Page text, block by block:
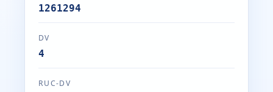
1261294
DV
4
RUC-DV